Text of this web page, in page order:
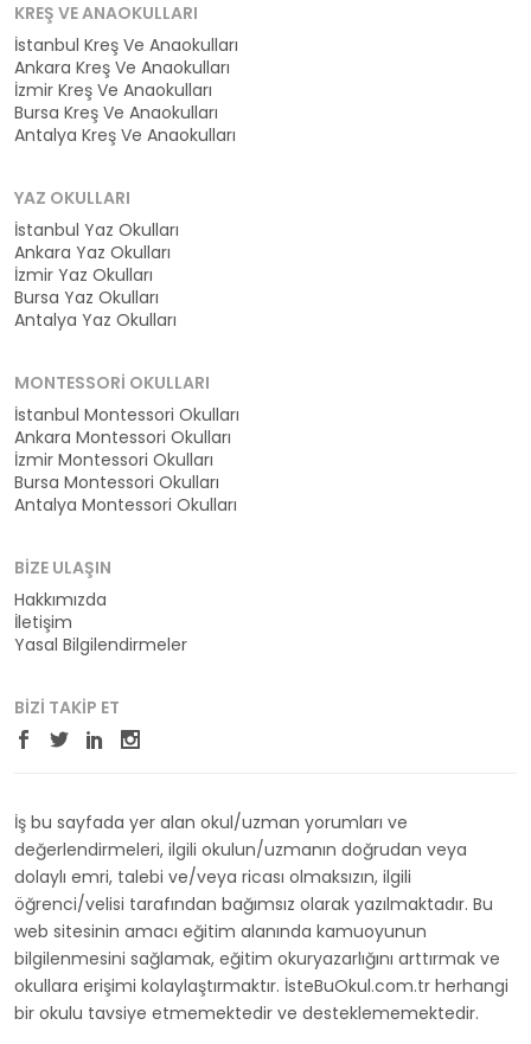
KREŞ VE ANAOKULLARI
İstanbul Kreş Ve Anaokulları
Ankara Kreş Ve Anaokulları
İzmir Kreş Ve Anaokulları
Bursa Kreş Ve Anaokulları
Antalya Kreş Ve Anaokulları
YAZ OKULLARI
İstanbul Yaz Okulları
Ankara Yaz Okulları
İzmir Yaz Okulları
Bursa Yaz Okulları
Antalya Yaz Okulları
MONTESSORI OKULLARI
İstanbul Montessori Okulları
Ankara Montessori Okulları
İzmir Montessori Okulları
Bursa Montessori Okulları
Antalya Montessori Okulları
BIZE ULAŞIN
Hakkımızda
İletişim
Yasal Bilgilendirmeler
BIZI TAKIP ET
İş bu sayfada yer alan okul/uzman yorumları ve
değerlendirmeleri, ilgili okulun/uzmanın doğrudan veya
dolaylı emri, talebi ve/veya ricası olmaksızın, ilgili
öğrenci/velisi tarafından bağımsız olarak yazılmaktadır. Bu
web sitesinin amacı eğitim alanında kamuoyunun
bilgilenmesini sağlamak, eğitim okuryazarlığını arttırmak ve
okullara erişimi kolaylaştırmaktır. İsteBuOkul.com.tr herhangi
bir okulu tavsiye etmemektedir ve desteklememektedir.